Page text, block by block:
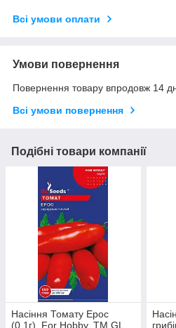
Всі умови оплати
Умови повернення
Повернення товару впродовж 14
Всі умови повернення
Подібні товари компанії
Насіння Томату Ерос
(0.1г), For Hobby, TM GL